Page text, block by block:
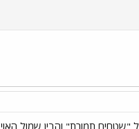
"שטחים תמורת" והבין שמול